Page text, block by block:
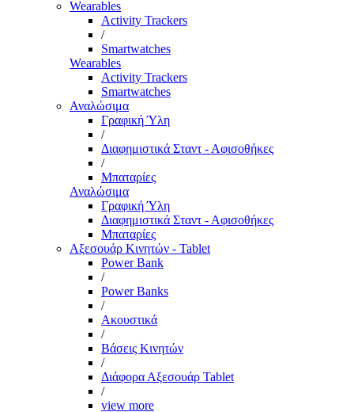
Wearables
Activity Trackers
/
Smartwatches
Wearables
Activity Trackers
Smartwatches
Αναλώσιμα
Γραφική Ύλη
/
Διαφημιστικά Σταντ - Αφισοθήκες
/
Μπαταρίες
Αναλώσιμα
Γραφική Ύλη
Διαφημιστικά Σταντ - Αφισοθήκες
Μπαταρίες
Αξεσουάρ Κινητών - Tablet
Power Bank
/
Power Banks
/
Ακουστικά
/
Βάσεις Κινητών
/
Διάφορα Αξεσουάρ Tablet
/
view more